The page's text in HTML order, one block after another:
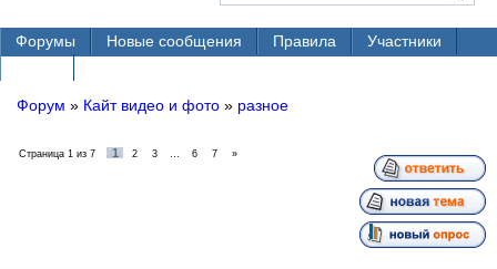
Форумы Новые сообщения Правила
Участники
Форум » Кайт видео и фото » разное
Страница 1 из 7 1 2 3 6 7 »